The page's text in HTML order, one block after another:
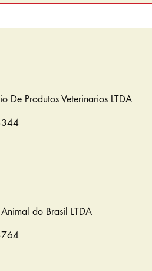
De Produtos Veterinarios LTDA
do Brasil LTDA